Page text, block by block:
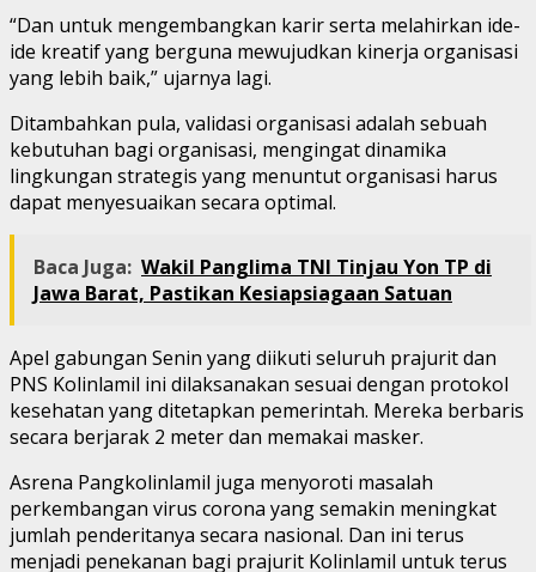
“Dan untuk mengembangkan karir serta melahirkan ide-
ide kreatif yang berguna mewujudkan kinerja organisasi
yang lebih baik,” ujarnya lagi.
Ditambahkan pula, validasi organisasi adalah sebuah
kebutuhan bagi organisasi, mengingat dinamika
lingkungan strategis yang menuntut organisasi harus
dapat menyesuaikan secara optimal.
Baca Juga: Wakil Panglima TNI Tinjau Yon TP di
Jawa Barat, Pastikan Kesiapsiagaan Satuan
Apel gabungan Senin yang diikuti seluruh prajurit dan
PNS Kolinlamil ini dilaksanakan sesuai dengan protokol
kesehatan yang ditetapkan pemerintah. Mereka berbaris
secara berjarak 2 meter dan memakai masker.
Asrena Pangkolinlamil juga menyoroti masalah
perkembangan virus corona yang semakin meningkat
jumlah penderitanya secara nasional. Dan ini terus
menjadi penekanan bagi prajurit Kolinlamil untuk terus